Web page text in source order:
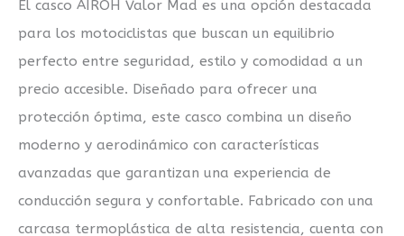
El casco AIROH Valor Mad es una opción destacada
para los motociclistas que buscan un equilibrio
perfecto entre seguridad, estilo y comodidad a un
precio accesible. Diseñado para ofrecer una
protección óptima, este casco combina un diseño
moderno y aerodinámico con características
avanzadas que garantizan una experiencia de
conducción segura y confortable. Fabricado con una
carcasa termoplástica de alta resistencia, cuenta con